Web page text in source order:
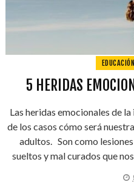
5 HERIDAS
Las heridas emocionales de
de los casos cómo será
adultos. Son como
sueltos y mal curados que